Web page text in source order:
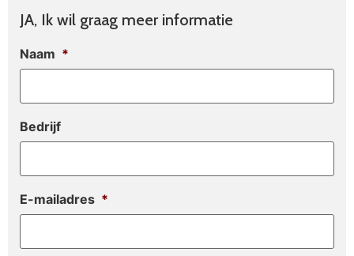
JA, Ik wil graag meer informatie
Naam *
Bedrijf
E-mailadres *